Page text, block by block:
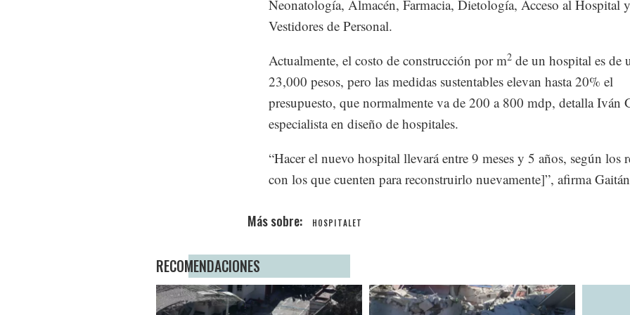
Neonatología, Almacén, Farmacia, Dietología, Acceso al Hospital y
Vestidores de Personal.
Actualmente, el costo de construcción por m2 de un hospital es de
23,000 pesos, pero las medidas sustentables elevan hasta 20% el
presupuesto, que normalmente va de 200 a 800 mdp, detalla Iván
especialista en diseño de hospitales.
“Hacer el nuevo hospital llevará entre 9 meses y 5 años, según los
con los que cuenten para reconstruirlo nuevamente]”, afirma
HOSPITALET
RECOMENDACIONES